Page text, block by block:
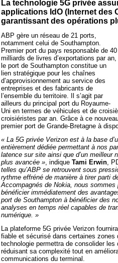
La technologie 5G privée
applications IdO (Internet des
garantissant des opérations
ABP gère un réseau de 21 ports,
notamment celui de Southampton.
Premier port du pays responsable de 40
milliards de livres d’exportations par an,
le port de Southampton constitue un
lien stratégique pour les chaînes
d’approvisionnement au service des
entreprises et des fabricants de
l’ensemble du territoire. Il s’agit par
ailleurs du principal port du Royaume-
Uni en termes de véhicules et de
croisiéristes par an. Grâce à ce
premier port de Grande-Bretagne à
« La 5G privée Verizon est à la base
entièrement dédiée permettant à nos
latence sur site ainsi que d’un meilleur
plus avancée », indique Tami Erwin,
telles qu’ABP se retrouvent sous
rythme effréné de manière à tirer parti
Accompagnés de Nokia, nous
bénéficier immédiatement des
port de Southampton à bénéficier des
analyses en temps réel capables de
numérique. »
La plateforme 5G privée Verizon
fiable et sécurisé dans certaines
technologie permettra de consolider
réduisant sa complexité tout en
communications du terminal.